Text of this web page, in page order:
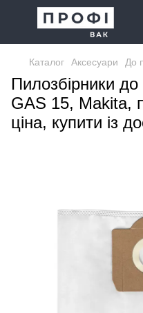
Каталог Аксесуари До
Пилозбірники
GAS 15, Makita,
ціна, купити із